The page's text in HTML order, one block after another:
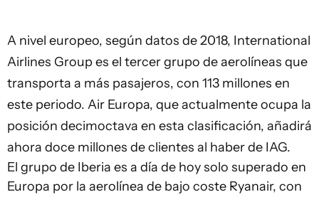
A nivel europeo, según datos de 2018, International
Airlines Group es el tercer grupo de aerolíneas que
transporta a más pasajeros, con 113 millones en
este periodo. Air Europa, que actualmente ocupa la
posición decimoctava en esta clasificación, añadirá
ahora doce millones de clientes al haber de IAG.
El grupo de Iberia es a día de hoy solo superado en
Europa por la aerolínea de bajo coste Ryanair, con